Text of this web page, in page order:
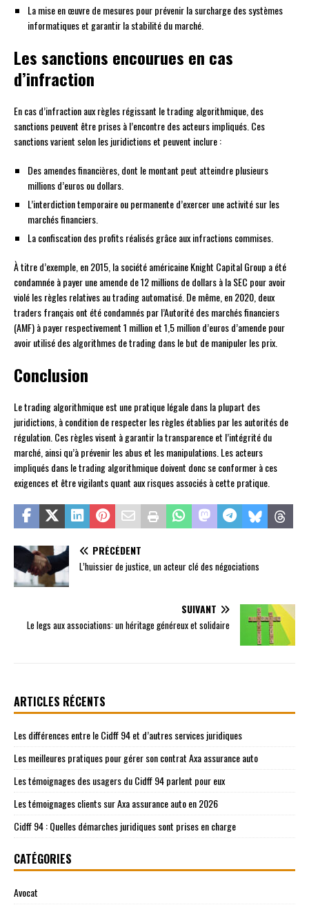
La mise en œuvre de mesures pour prévenir la surcharge des systèmes
informatiques et garantir la stabilité du marché.
Les sanctions encourues en cas
d’infraction
En cas d’infraction aux règles régissant le trading algorithmique, des
sanctions peuvent être prises à l’encontre des acteurs impliqués. Ces
sanctions varient selon les juridictions et peuvent inclure :
Des amendes financières, dont le montant peut atteindre plusieurs
millions d’euros ou dollars.
L’interdiction temporaire ou permanente d’exercer une activité sur les
marchés financiers.
La confiscation des profits réalisés grâce aux infractions commises.
À titre d’exemple, en 2015, la société américaine Knight Capital Group a été
condamnée à payer une amende de 12 millions de dollars à la SEC pour avoir
violé les règles relatives au trading automatisé. De même, en 2020, deux
traders français ont été condamnés par l’Autorité des marchés financiers
(AMF) à payer respectivement 1 million et 1,5 million d’euros d’amende pour
avoir utilisé des algorithmes de trading dans le but de manipuler les prix.
Conclusion
Le trading algorithmique est une pratique légale dans la plupart des
juridictions, à condition de respecter les règles établies par les autorités de
régulation. Ces règles visent à garantir la transparence et l’intégrité du
marché, ainsi qu’à prévenir les abus et les manipulations. Les acteurs
impliqués dans le trading algorithmique doivent donc se conformer à ces
exigences et être vigilants quant aux risques associés à cette pratique.
PRÉCÉDENT
L’huissier de justice, un acteur clé des négociations
SUIVANT
Le legs aux associations: un héritage généreux et solidaire
ARTICLES RÉCENTS
Les différences entre le Cidff 94 et d’autres services juridiques
Les meilleures pratiques pour gérer son contrat Axa assurance auto
Les témoignages des usagers du Cidff 94 parlent pour eux
Les témoignages clients sur Axa assurance auto en 2026
Cidff 94 : Quelles démarches juridiques sont prises en charge
CATÉGORIES
Avocat